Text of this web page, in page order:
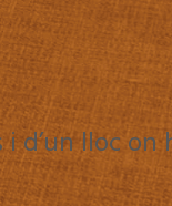
i d’un lloc